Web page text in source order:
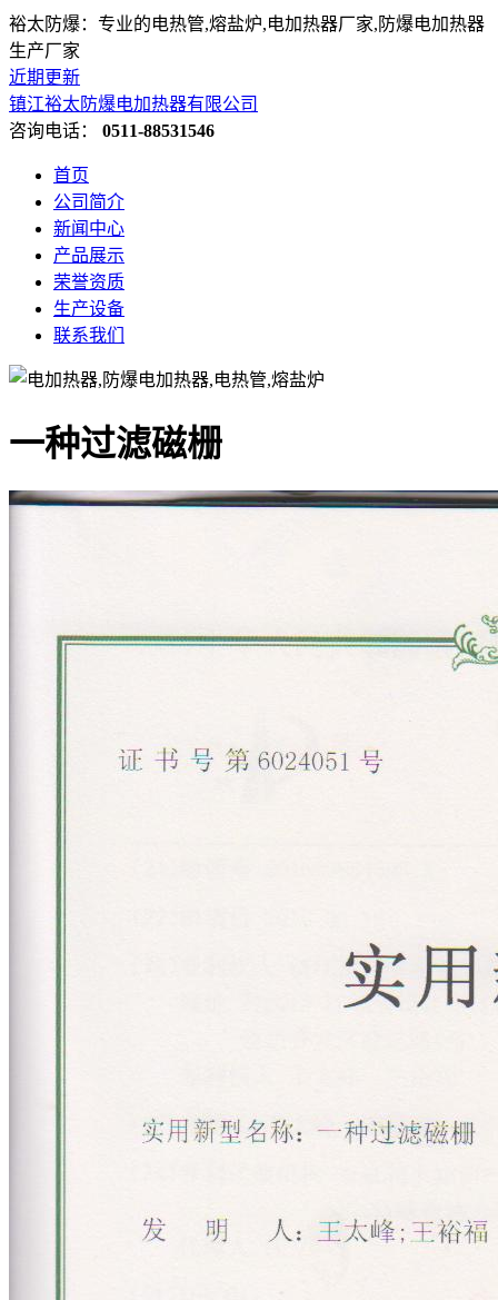
裕太防爆：专业的电热管,熔盐炉,电加热器厂家,防爆电加热器
生产厂家
近期更新
镇江裕太防爆电加热器有限公司
咨询电话： 0511-88531546
首页
公司简介
新闻中心
产品展示
荣誉资质
生产设备
联系我们
一种过滤磁栅